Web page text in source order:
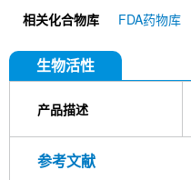
MU)
Rat
Farrerol
Chlorogenic
Hyaluronic
相关化合物库 FDA药物库
生物活性
产品描述
参考文献